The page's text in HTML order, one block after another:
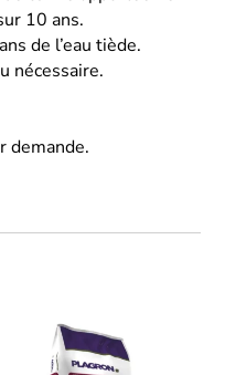
10 ans.
de l’eau tiède.
nécessaire.
demande.